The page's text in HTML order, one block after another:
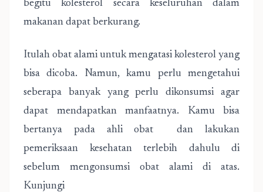
begitu kolesterol secara keseluruhan dalam
makanan dapat berkurang.
Itulah obat alami untuk mengatasi kolesterol yang
bisa dicoba. Namun, kamu perlu mengetahui
seberapa banyak yang perlu dikonsumsi agar
dapat mendapatkan manfaatnya. Kamu bisa
bertanya pada ahli obat dan lakukan
pemeriksaan kesehatan terlebih dahulu di
sebelum mengonsumsi obat alami di atas.
Kunjungi